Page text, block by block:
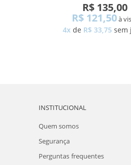
R$ 135,00
R$ 121,50à
4x de R$ 33,75 sem
INSTITUCIONAL
Quem somos
Segurança
Perguntas frequentes